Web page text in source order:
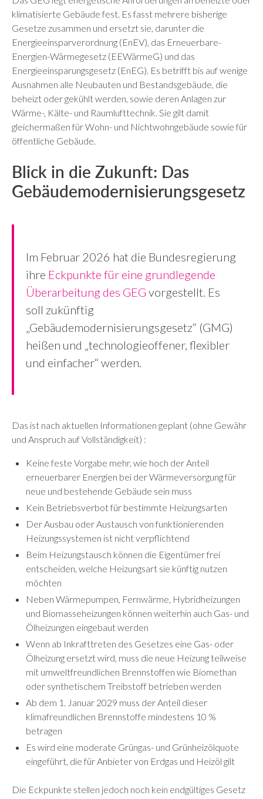
klimatisierte Gebäude fest. Es fasst mehrere bisherige
Gesetze zusammen und ersetzt sie, darunter die
Energieeinsparverordnung (EnEV), das Erneuerbare-
Energien-Wärmegesetz (EEWärmeG) und das
Energieeinsparungsgesetz (EnEG). Es betrifft bis auf wenige
Ausnahmen alle Neubauten und Bestandsgebäude, die
beheizt oder gekühlt werden, sowie deren Anlagen zur
Wärme-, Kälte- und Raumlufttechnik. Sie gilt damit
gleichermaßen für Wohn- und Nichtwohngebäude sowie für
öffentliche Gebäude.
Blick in die Zukunft: Das
Gebäudemodernisierungsgesetz
Im Februar 2026 hat die Bundesregierung
ihre Eckpunkte für eine grundlegende
Überarbeitung des GEG vorgestellt. Es
soll zukünftig
„Gebäudemodernisierungsgesetz“ (GMG)
heißen und „technologieoffener, flexibler
und einfacher“ werden.
Das ist nach aktuellen Informationen geplant (ohne Gewähr
und Anspruch auf Vollständigkeit) :
Keine feste Vorgabe mehr, wie hoch der Anteil
erneuerbarer Energien bei der Wärmeversorgung für
neue und bestehende Gebäude sein muss
Kein Betriebsverbot für bestimmte Heizungsarten
Der Ausbau oder Austausch von funktionierenden
Heizungssystemen ist nicht verpflichtend
Beim Heizungstausch können die Eigentümer frei
entscheiden, welche Heizungsart sie künftig nutzen
möchten
Neben Wärmepumpen, Fernwärme, Hybridheizungen
und Biomasseheizungen können weiterhin auch Gas- und
Ölheizungen eingebaut werden
Wenn ab Inkrafttreten des Gesetzes eine Gas- oder
Ölheizung ersetzt wird, muss die neue Heizung teilweise
mit umweltfreundlichen Brennstoffen wie Biomethan
oder synthetischem Treibstoff betrieben werden
Ab dem 1. Januar 2029 muss der Anteil dieser
klimafreundlichen Brennstoffe mindestens 10 %
betragen
Es wird eine moderate Grüngas- und Grünheizölquote
eingeführt, die für Anbieter von Erdgas und Heizöl gilt
Die Eckpunkte stellen jedoch noch kein endgültiges Gesetz